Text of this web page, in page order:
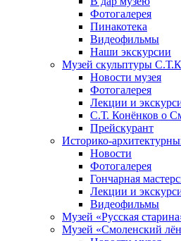
Фотогалерея
Пинакотека
Видеофильмы
Наши экскурсии
Музей скульптуры
Новости музея
Фотогалерея
Лекции и
С.Т. Конёнков о
Прейскурант
Историко-
Новости
Фотогалерея
Гончарная
Лекции и
Видеофильмы
Музей «Русская
Музей «Смоленский